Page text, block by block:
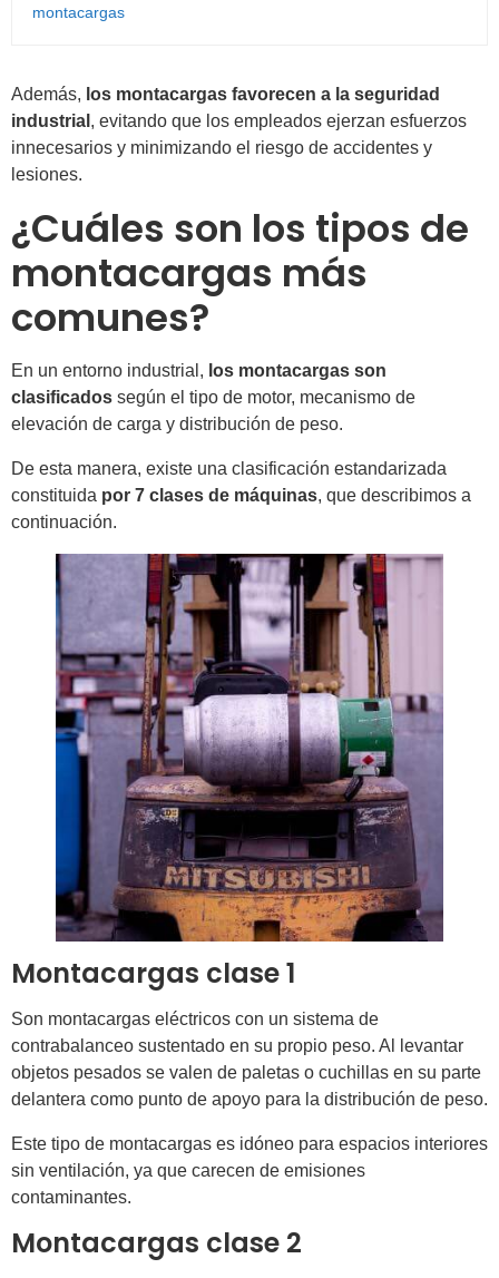
montacargas
Además, los montacargas favorecen a la seguridad
industrial , evitando que los empleados ejerzan esfuerzos
innecesarios y minimizando el riesgo de accidentes y
lesiones.
¿Cuáles son los tipos de
montacargas más
comunes?
En un entorno industrial, los montacargas son
clasificados según el tipo de motor, mecanismo de
elevación de carga y distribución de peso.
De esta manera, existe una clasificación estandarizada
constituida por 7 clases de máquinas, que describimos a
continuación.
Montacargas clase 1
Son montacargas eléctricos con un sistema de
contrabalanceo sustentado en su propio peso. Al levantar
objetos pesados se valen de paletas o cuchillas en su parte
delantera como punto de apoyo para la distribución de peso.
Este tipo de montacargas es idóneo para espacios interiores
sin ventilación, ya que carecen de emisiones
contaminantes.
Montacargas clase 2